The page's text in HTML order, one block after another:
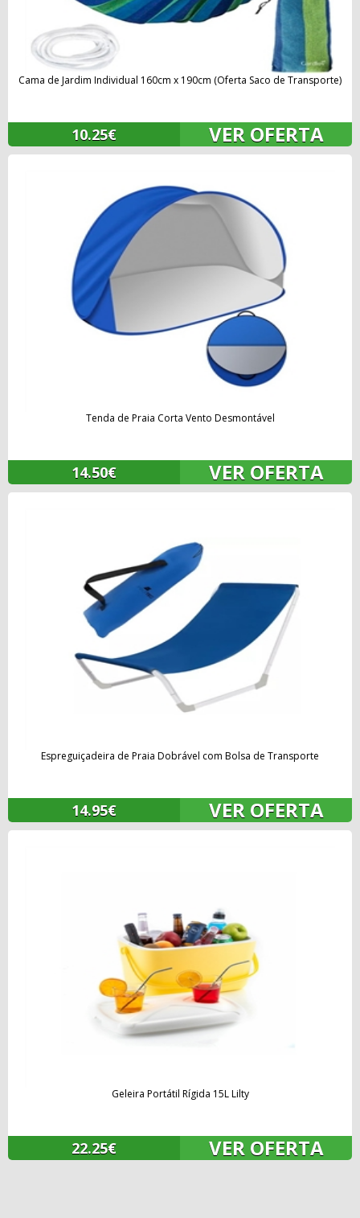
Cama de Jardim Individual 160cm x 190cm (Oferta Saco de Transporte)
10.25€ VER OFERTA
Tenda de Praia Corta Vento Desmontável
14.50€ VER OFERTA
Espreguiçadeira de Praia Dobrável com Bolsa de Transporte
14.95€ VER OFERTA
Geleira Portátil Rígida 15L Lilty
22.25€ VER OFERTA